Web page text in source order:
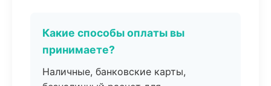
Какие способы оплаты вы
принимаете?
Наличные, банковские карты,